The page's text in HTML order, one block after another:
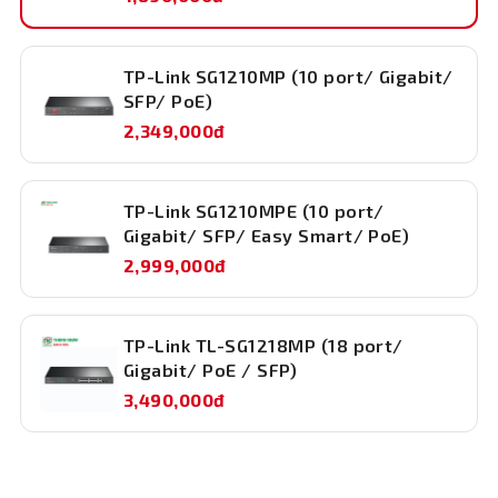
TP-Link SG1210MP (10 port/ Gigabit/
SFP/ PoE)
2,349,000đ
TP-Link SG1210MPE (10 port/
Gigabit/ SFP/ Easy Smart/ PoE)
2,999,000đ
TP-Link TL-SG1218MP (18 port/
Gigabit/ PoE / SFP)
3,490,000đ